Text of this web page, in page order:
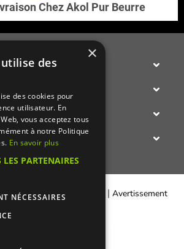
Chez Akol Pur Beurre
adresses cacher Paris ou province
cacher,traiteur cacher
cacher,indien cacher
oriental
, gastronomiquie cacher
ou même le nouveau restaurant
cacher(restaurant casher).
le cadre et l'ambiance d'un
|Qui sommes-nous ? | Avertissement
×
des
des cookies pour
utilisateur. En
vous acceptez tous
à notre Politique
En savoir plus
PARTENAIRES
NÉCESSAIRES